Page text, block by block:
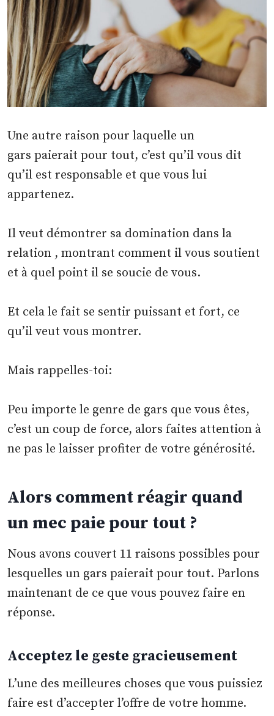
Une autre raison pour laquelle un
gars paierait pour tout, c’est qu’il vous dit
qu’il est responsable et que vous lui
appartenez.
Il veut démontrer sa domination dans la
relation , montrant comment il vous soutient
et à quel point il se soucie de vous.
Et cela le fait se sentir puissant et fort, ce
qu’il veut vous montrer.
Mais rappelles-toi:
Peu importe le genre de gars que vous êtes,
c’est un coup de force, alors faites attention à
ne pas le laisser profiter de votre générosité.
Alors comment réagir quand
un mec paie pour tout ?
Nous avons couvert 11 raisons possibles pour
lesquelles un gars paierait pour tout. Parlons
maintenant de ce que vous pouvez faire en
réponse.
Acceptez le geste gracieusement
L’une des meilleures choses que vous puissiez
faire est d’accepter l’offre de votre homme.